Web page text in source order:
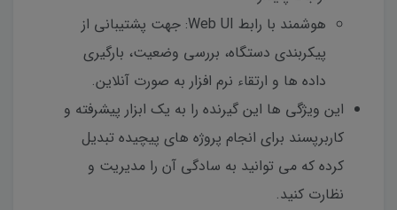
هوشمند با رابط Web UI: جهت پشتیبانی از
پیکربندی دستگاه، بررسی وضعیت، بارگیری
داده ها و ارتقاء نرم افزار به صورت آنلاین.
این ویژگی ها این گیرنده را به یک ابزار پیشرفته و
کاربرپسند برای انجام پروژه های پیچیده تبدیل
کرده که می توانید به سادگی آن را مدیریت و
نظارت کنید.